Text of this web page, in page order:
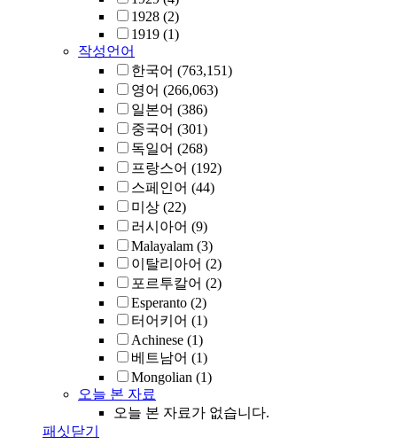
1928 (2)
1919 (1)
작성언어
한국어 (763,151)
영어 (266,063)
일본어 (386)
중국어 (301)
독일어 (268)
프랑스어 (192)
스페인어 (44)
미상 (22)
러시아어 (9)
Malayalam (3)
이탈리아어 (2)
포르투칼어 (2)
Esperanto (2)
터어키어 (1)
Achinese (1)
베트남어 (1)
Mongolian (1)
오늘 본 자료
오늘 본 자료가 없습니다.
패싯닫기